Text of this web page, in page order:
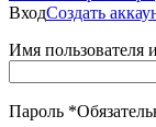
ВходСоздать
Имя пользователя
Пароль *